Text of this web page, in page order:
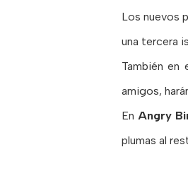
Los nuevos
una tercera
También en
amigos,
En Angry
plumas al